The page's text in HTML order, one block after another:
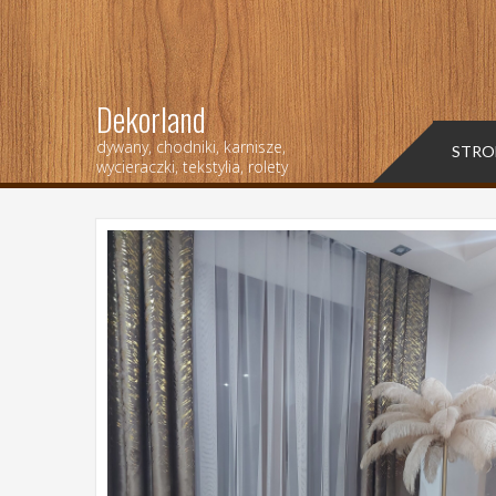
Dekorland
dywany, chodniki, karnisze,
wycieraczki, tekstylia, rolety